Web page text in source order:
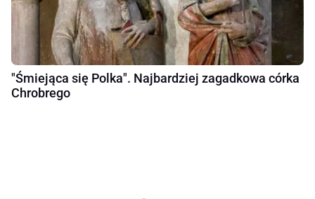
"Śmiejąca się Polka". Najbardziej zagadkowa córka
Chrobrego